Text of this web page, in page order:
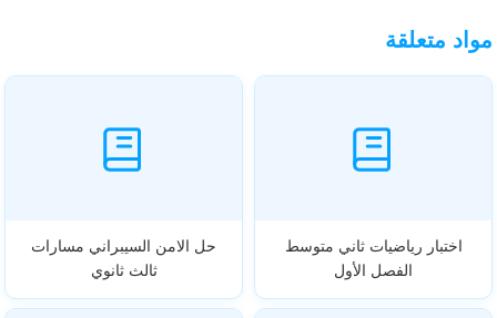
مواد متعلقة
اختبار رياضيات ثاني متوسط
الفصل الأول
حل الامن السيبراني مسارات
ثالث ثانوي